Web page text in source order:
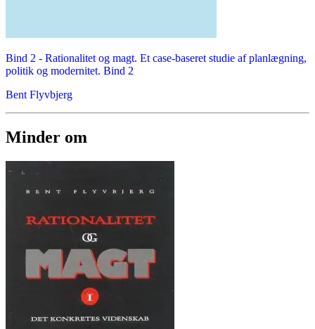
Bind 2 - Rationalitet og magt. Et case-baseret studie af planlægning,
politik og modernitet. Bind 2
Bent Flyvbjerg
Minder om